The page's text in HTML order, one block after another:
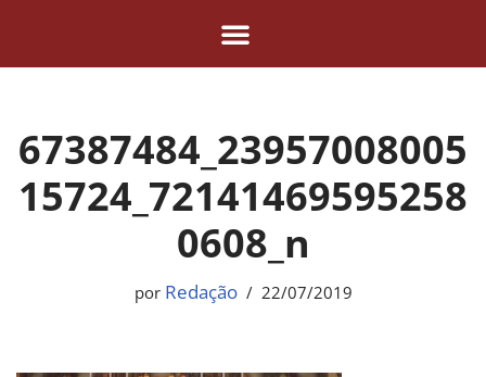
conteúdo
67387484_23957008005
15724_72141469595258
0608_n
por Redação 22/07/2019